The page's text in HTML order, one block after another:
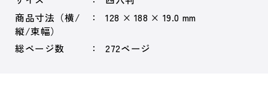
商品寸法（横/
縦/束幅）
128 × 188 × 19.0 mm
総ページ数 272ページ